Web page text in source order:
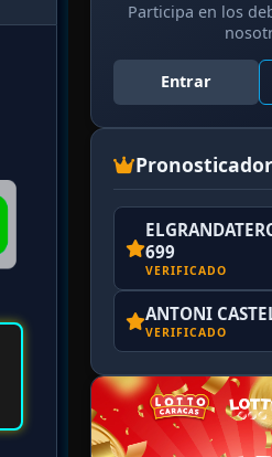
Participa en los
Entrar
699
VERIFICADO
ANTONI
VERIFICADO